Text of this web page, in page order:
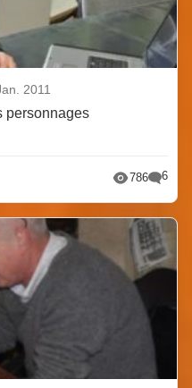
2011
personnages
786 6